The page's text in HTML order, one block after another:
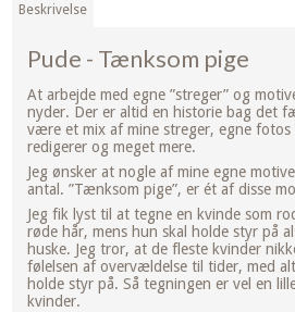
Beskrivelse
Pude - Tænksom pige
At arbejde med egne ”streger” og
nyder. Der er altid en historie bag det
være et mix af mine streger, egne fotos
redigerer og meget mere.
Jeg ønsker at nogle af mine egne
antal. ”Tænksom pige”, er ét af disse
Jeg fik lyst til at tegne en kvinde som
røde hår, mens hun skal holde styr på
huske. Jeg tror, at de fleste kvinder
følelsen af overvældelse til tider, med
holde styr på. Så tegningen er vel en
kvinder.